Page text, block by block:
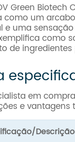
Green
um
uma
de
em
e vantagens
Descrição